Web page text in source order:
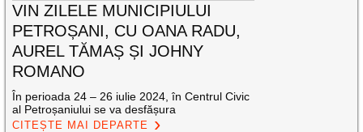
VIN ZILELE MUNICIPIULUI
PETROȘANI, CU OANA RADU,
AUREL TĂMAȘ ȘI JOHNY
ROMANO
În perioada 24 – 26 iulie 2024, în Centrul Civic
al Petroșaniului se va desfășura
CITEȘTE MAI DEPARTE